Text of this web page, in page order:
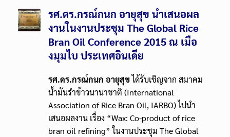
รศ.ดร.กรณ์กนก อายุสุข นำเสนอผล
งานในงานประชุม The Global Rice
Bran Oil Conference 2015 ณ เมือ
งมุมไบ ประเทศอินเดีย
รศ.ดร.กรณ์กนก อายุสุขได้รับเชิญจาก สมาคม
น้ำมันรำข้าวนานาชาติ (International
Association of Rice Bran Oil, IARBO) ไปนำ
เสนอผลงาน เรื่อง “Wax: Co-product of rice
bran oil refining” ในงานประชุม The Global